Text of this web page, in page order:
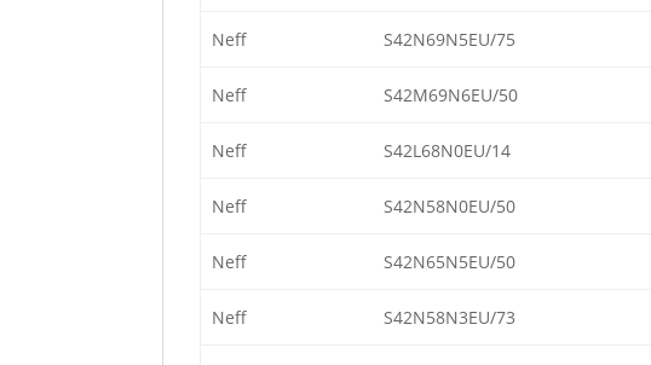
Neff S42N69N5EU/75
Neff S42M69N6EU/50
Neff S42L68N0EU/14
Neff S42N58N0EU/50
Neff S42N65N5EU/50
Neff S42N58N3EU/73